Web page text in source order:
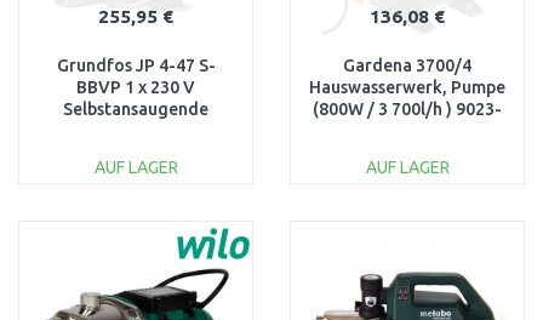
255,95 €
Grundfos JP 4-47 S-
BBVP 1 x 230 V
Selbstansaugende
AUF LAGER
Vergleichen
136,08 €
Gardena 3700/4
Hauswasserwerk, Pumpe
(800W / 3 700l/h ) 9023-
AUF LAGER
Vergleichen